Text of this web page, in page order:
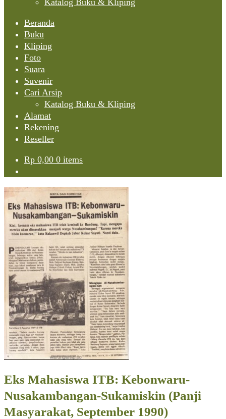
Katalog Buku & Kliping
Beranda
Buku
Kliping
Foto
Suara
Suvenir
Cari Arsip
Katalog Buku & Kliping
Alamat
Rekening
Reseller
Rp 0,00 0 items
Eks Mahasiswa ITB: Kebonwaru-
Nusakambangan-Sukamiskin (Panji
Masyarakat, September 1990)